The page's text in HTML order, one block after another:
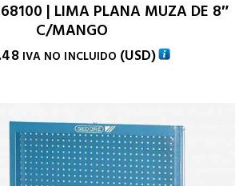
| LIMA PLANA MUZA DE 8″
C/MANGO
IVA NO INCLUIDO (USD)